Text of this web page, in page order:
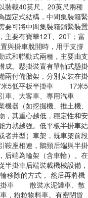
裝載40英尺、20英尺兩種
固定式結構，中間集裝箱緊
要可將中間集裝箱鎖緊裝置
主要有寶華12T、20T；富
與掛車脫開時，用于支撐
式和聯動式兩種，主要由支
成。懸掛裝置有單軸式懸掛
兩付備胎架，分別安裝在掛
米5低平板半掛車 17米5
車、大客車、專用汽車
器（如挖掘機、推土機、
，其重心越低，穩定性和安
力就越強。低平板半掛車結
者井型）車架，既車架前段
鞍座相連，鵝頸后端與半掛
后端為輪架（含車輪）。在
掛車后端裝載機械設備，
移除的方式， 然后再將機
掛車 散裝水泥罐車、散
，粉粒物料車。有密閉貨